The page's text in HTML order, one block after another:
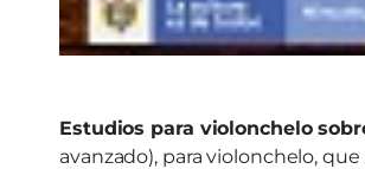
Estudios para violonchelo
avanzado), para violonchelo,